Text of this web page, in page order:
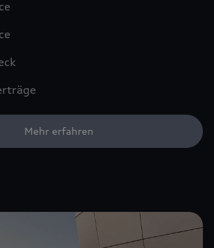
Mehr erfahren